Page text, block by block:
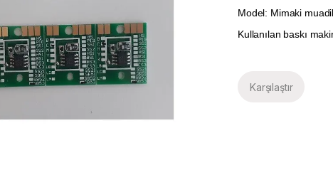
Model: Mimaki
Kullanılan baskı
Karşılaştır